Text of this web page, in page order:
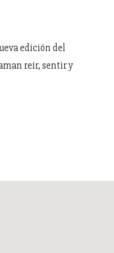
edición del
reír, sentir y